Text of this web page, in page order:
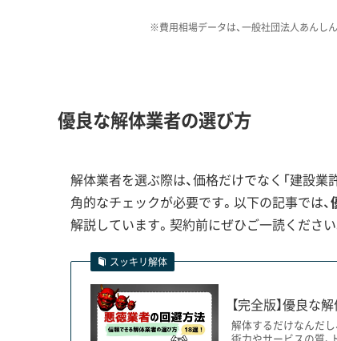
っても、全員の同意がなけれ
「リトル沖縄」の歴史が影響する解
沖縄からの移住者が築いた濃厚なコミュニ
大きく影響します。
大正区は、第一次世界大戦以降に沖縄県から
※費用相場データは、一般社団法人あんし
優良な解体業者の選び方
解体業者を選ぶ際は、価格だけでなく「建設業
角的なチェックが必要です。以下の記事では、
解説しています。契約前にぜひご一読ください
スッキリ解体
【完全版】優良な
解体するだけなんだし